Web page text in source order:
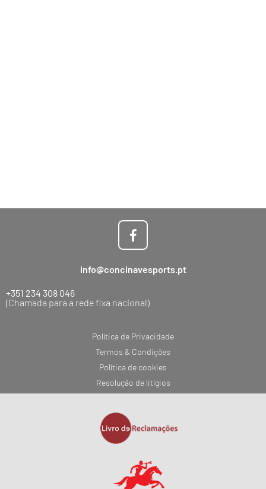
Política de Privacidade
Termos & Condições
Política de cookies
Resolução de litígios
info@concinavesports.pt
+351 234 308 046
(Chamada para a rede fixa nacional)